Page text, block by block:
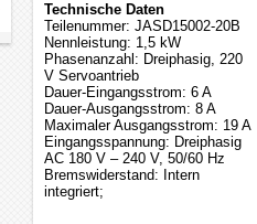
Technische Daten
Teilenummer: JASD15002-20B
Nennleistung: 1,5 kW
Phasenanzahl: Dreiphasig, 220
V Servoantrieb
Dauer-Eingangsstrom: 6 A
Dauer-Ausgangsstrom: 8 A
Maximaler Ausgangsstrom: 19 A
Eingangsspannung: Dreiphasig
AC 180 V – 240 V, 50/60 Hz
Bremswiderstand: Intern
integriert;